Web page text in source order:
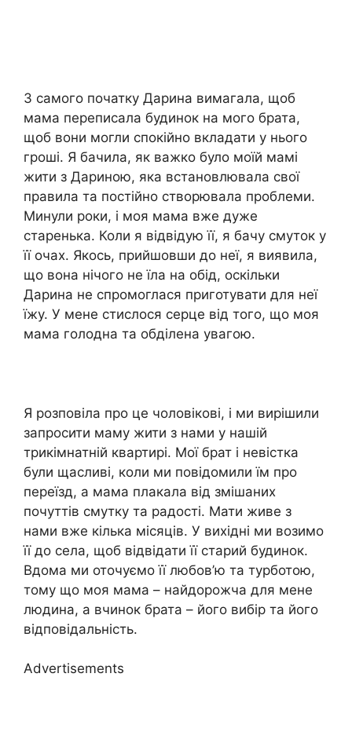
З самого початку Дарина вимагала, щоб
мама переписала будинок на мого брата,
щоб вони могли спокійно вкладати у нього
гроші. Я бачила, як важко було моїй мамі
жити з Дариною, яка встановлювала свої
правила та постійно створювала проблеми.
Минули роки, і моя мама вже дуже
старенька. Коли я відвідую її, я бачу смуток у
її очах. Якось, прийшовши до неї, я виявила,
що вона нічого не їла на обід, оскільки
Дарина не спромоглася приготувати для неї
їжу. У мене стислося серце від того, що моя
мама голодна та обділена увагою.
Я розповіла про це чоловікові, і ми вирішили
запросити маму жити з нами у нашій
трикімнатній квартирі. Мої брат і невістка
були щасливі, коли ми повідомили їм про
переїзд, а мама плакала від змішаних
почуттів смутку та радості. Мати живе з
нами вже кілька місяців. У вихідні ми возимо
її до села, щоб відвідати її старий будинок.
Вдома ми оточуємо її любов’ю та турботою,
тому що моя мама – найдорожча для мене
людина, а вчинок брата – його вибір та його
відповідальність.
Advertisements